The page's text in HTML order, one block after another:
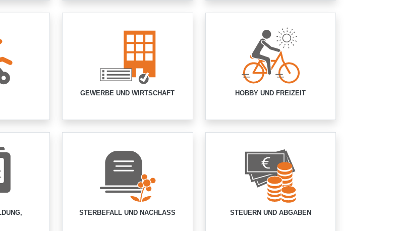
GEWERBE UND WIRTSCHAFT HOBBY UND FREIZEIT
STERBEFALL UND NACHLASS STEUERN UND ABGABEN